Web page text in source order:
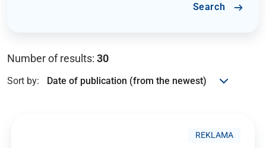
Search
Number of results: 30
Sort by:
REKLAMA